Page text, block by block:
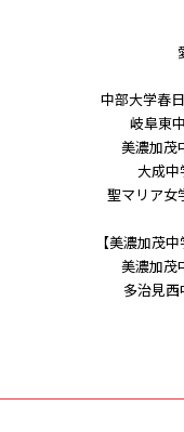
中部大学春
岐阜東
美濃加茂
大成中
聖マリア女
【美濃加茂
美濃加茂
多治見西